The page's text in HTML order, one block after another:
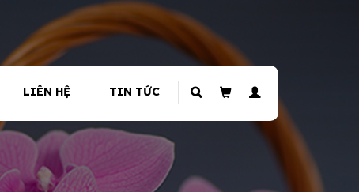
LIÊN HỆ TIN TỨC